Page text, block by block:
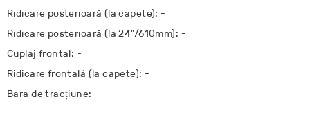
Ridicare posterioară (la capete): -
Ridicare posterioară (la 24"/610mm): -
Cuplaj frontal: -
Ridicare frontală (la capete): -
Bara de tracțiune: -